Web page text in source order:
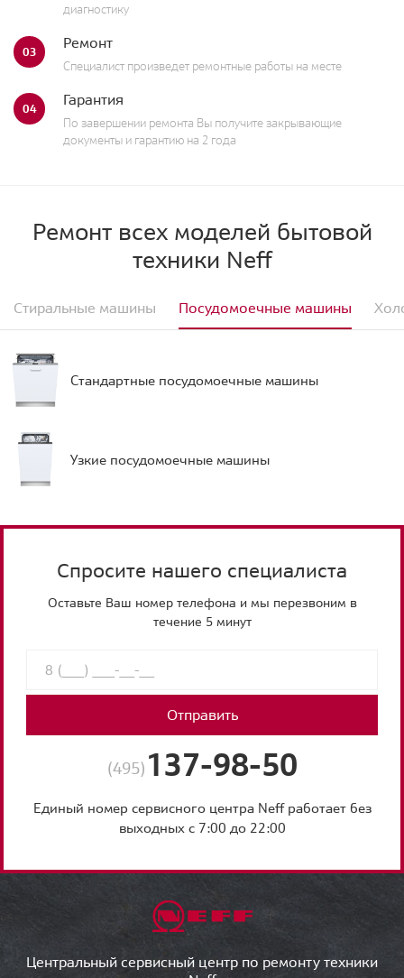
диагностику
03 Ремонт
Специалист произведет ремонтные работы на месте
04 Гарантия
По завершении ремонта Вы получите закрывающие
документы и гарантию на 2 года
Ремонт всех моделей бытовой
техники Neff
Стиральные машины Посудомоечные машины
Стандартные посудомоечные машины
Узкие посудомоечные машины
Спросите нашего специалиста
Оставьте Ваш номер телефона и мы перезвоним в
течение 5 минут
Отправить
(495) 137-98-50
Единый номер сервисного центра Neff работает без
выходных с 7:00 до 22:00
Центральный сервисный центр по ремонту техники